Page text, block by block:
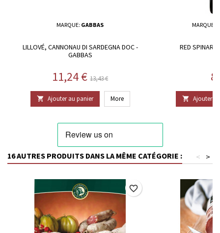
MARQUE: GABBAS
LILLOVÉ, CANNONAU DI SARDEGNA DOC -
GABBAS
Prix
11,24 €Prix de base
13,43 €
 Ajouter au panier More
MARQUE:
RED
 Ajouter
16 AUTRES PRODUITS DANS LA MÊME CATÉGORIE : >
<
favorite_border